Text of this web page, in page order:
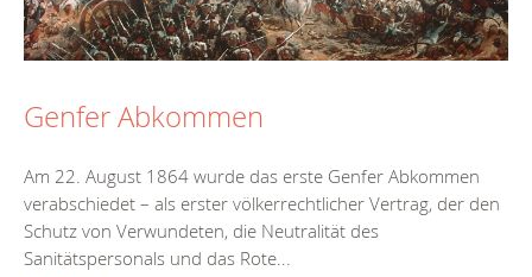
Genfer Abkommen
Am 22. August 1864 wurde das erste Genfer Abkommen
verabschiedet – als erster völkerrechtlicher Vertrag, der den
Schutz von Verwundeten, die Neutralität des
Sanitätspersonals und das Rote...